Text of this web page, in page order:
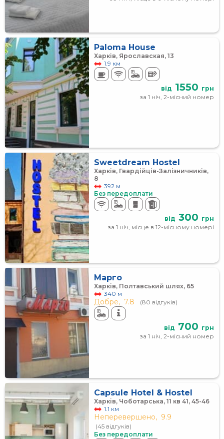
Paloma House
Харків, Ярославская, 13
1.9 км
від 1550 грн
за 1 ніч, 2-місний номер
Sweetdream Hostel
Харків, Гвардійців-Залізничників,
8
392 м
Без передоплати
від 300 грн
за 1 ніч, місце в 12-місному номері
Марго
Харків, Полтавський шлях, 65
340 м
Добре, 7.8 (80 відгуків)
від 700 грн
за 1 ніч, 2-місний номер
Capsule Hotel & Hostel
Харків, Чоботарська, 11 кв 41, 45-46
1.1 км
Неперевершено, 9.9
(45 відгуків)
Без передоплати